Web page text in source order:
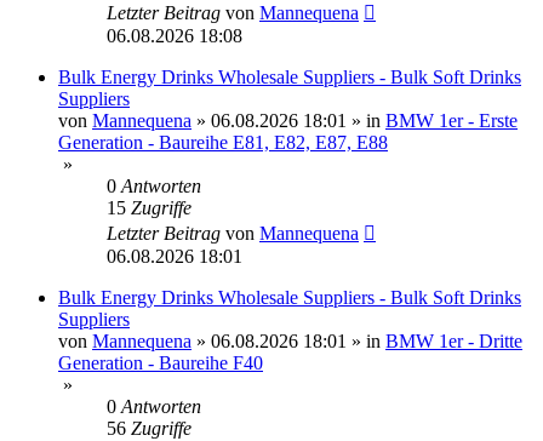
Letzter Beitrag von Mannequena
06.08.2026 18:08
Bulk Energy Drinks Wholesale Suppliers - Bulk Soft Drinks
Suppliers
von Mannequena » 06.08.2026 18:01 » in BMW 1er - Erste
Generation - Baureihe E81, E82, E87, E88
»
0 Antworten
15 Zugriffe
Letzter Beitrag von Mannequena
06.08.2026 18:01
Bulk Energy Drinks Wholesale Suppliers - Bulk Soft Drinks
Suppliers
von Mannequena » 06.08.2026 18:01 » in BMW 1er - Dritte
Generation - Baureihe F40
»
0 Antworten
56 Zugriffe